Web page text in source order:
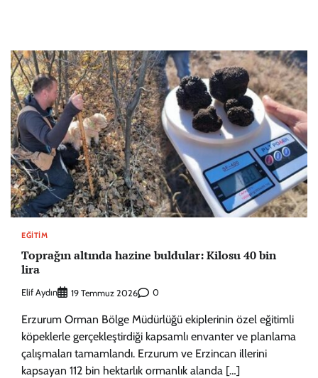
EĞITIM
Toprağın altında hazine buldular: Kilosu 40 bin
lira
Elif Aydın 19 Temmuz 2026 0
Erzurum Orman Bölge Müdürlüğü ekiplerinin özel eğitimli
köpeklerle gerçekleştirdiği kapsamlı envanter ve planlama
çalışmaları tamamlandı. Erzurum ve Erzincan illerini
kapsayan 112 bin hektarlık ormanlık alanda […]